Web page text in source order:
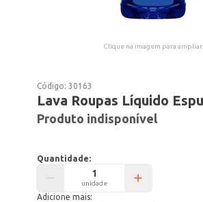
Clique na imagem para ampliar.
Código:30163
Lava Roupas Líquido
Produto indisponível
Quantidade:
unidade
Adicione mais: